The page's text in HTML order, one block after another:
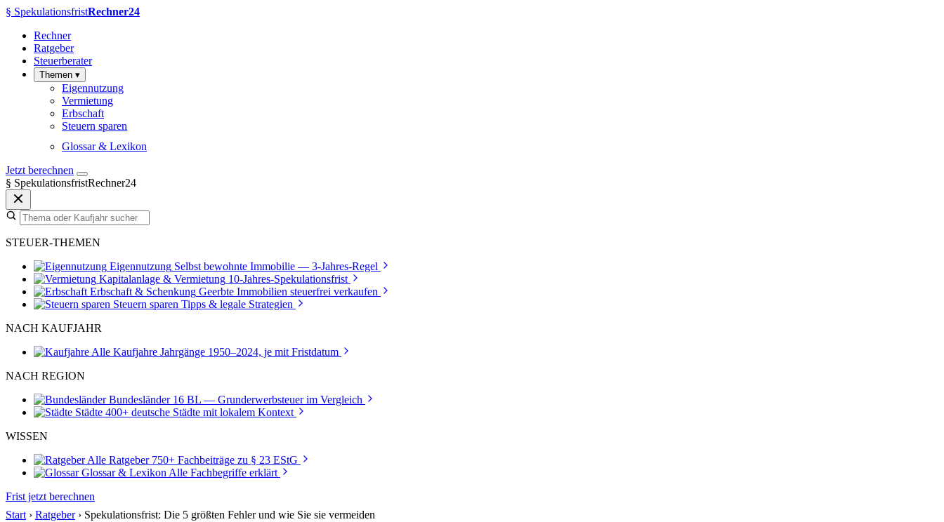
§ SpekulationsfristRechner24
Rechner
Ratgeber
Steuerberater
Themen ▾
Eigennutzung
Vermietung
Erbschaft
Steuern sparen
Glossar & Lexikon
Jetzt berechnen
§ SpekulationsfristRechner24
STEUER-THEMEN
Eigennutzung Selbst bewohnte Immobilie — 3-Jahres-Regel
Kapitalanlage & Vermietung 10-Jahres-Spekulationsfrist
Erbschaft & Schenkung Geerbte Immobilien steuerfrei verkaufen
Steuern sparen Tipps & legale Strategien
NACH KAUFJAHR
Alle Kaufjahre Jahrgänge 1950–2024, je mit Fristdatum
NACH REGION
Bundesländer 16 BL — Grunderwerbsteuer im Vergleich
Städte 400+ deutsche Städte mit lokalem Kontext
WISSEN
Alle Ratgeber 750+ Fachbeiträge zu § 23 EStG
Glossar & Lexikon Alle Fachbegriffe erklärt
Frist jetzt berechnen
Start › Ratgeber › Spekulationsfrist: Die 5 größten Fehler und wie Sie sie vermeiden